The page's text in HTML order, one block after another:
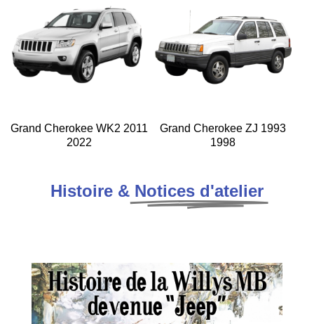
Grand Cherokee WK2 2011
2022
Grand Cherokee ZJ 1993
1998
Histoire & Notices d'atelier